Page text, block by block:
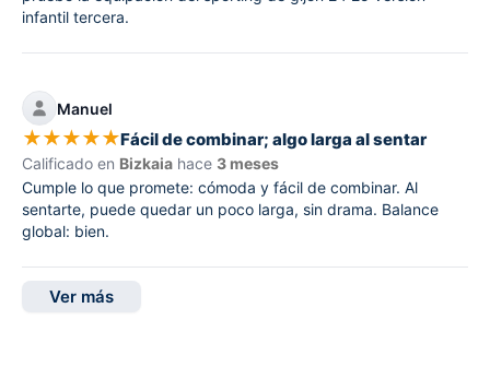
infantil tercera.
Manuel
★★★★★Fácil de combinar; algo larga al sentar
Calificado en Bizkaia hace 3 meses
Cumple lo que promete: cómoda y fácil de combinar. Al
sentarte, puede quedar un poco larga, sin drama. Balance
global: bien.
Ver más